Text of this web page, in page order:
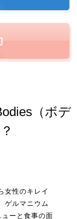
（ボデ
女性のキレイ
ゲルマニウム
ーと食事の面